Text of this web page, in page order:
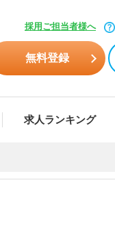
採用ご担当者様へ
無料登録
求人ランキング